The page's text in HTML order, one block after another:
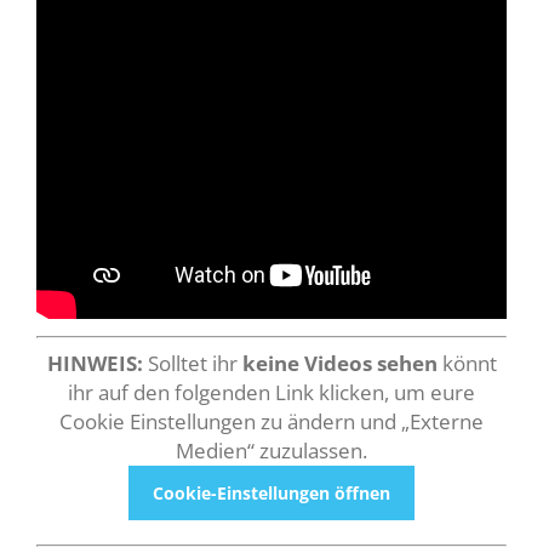
HINWEIS: Solltet ihr keine Videos sehen könnt
ihr auf den folgenden Link klicken, um eure
Cookie Einstellungen zu ändern und „Externe
Medien“ zuzulassen.
Cookie-Einstellungen öffnen